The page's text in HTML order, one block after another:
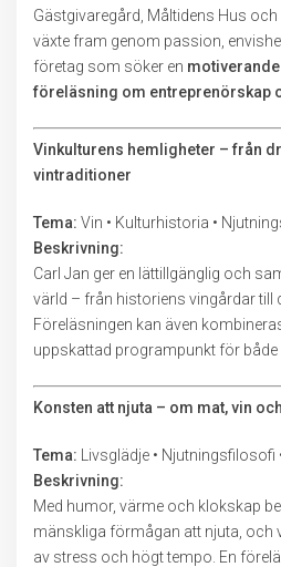
Gästgivaregård, Måltidens Hus
växte fram genom passion,
företag som söker en
föreläsning om entreprenörskap
Vinkulturens hemligheter – från
vintraditioner
Tema: Vin • Kulturhistoria •
Beskrivning:
Carl Jan ger en lättillgänglig och
värld – från historiens vingårdar till
Föreläsningen kan även
uppskattad programpunkt för
Konsten att njuta – om mat, vin
Tema: Livsglädje • Njutningsfilosofi
Beskrivning:
Med humor, värme och klokskap
mänskliga förmågan att njuta, och
av stress och högt tempo. En